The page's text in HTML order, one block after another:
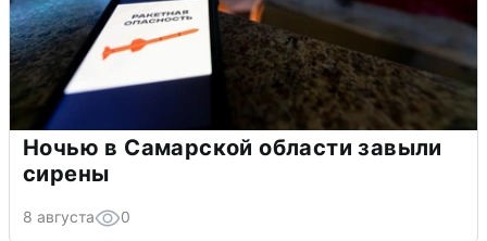
Ночью в Самарской области завыли
сирены
8 августа 0